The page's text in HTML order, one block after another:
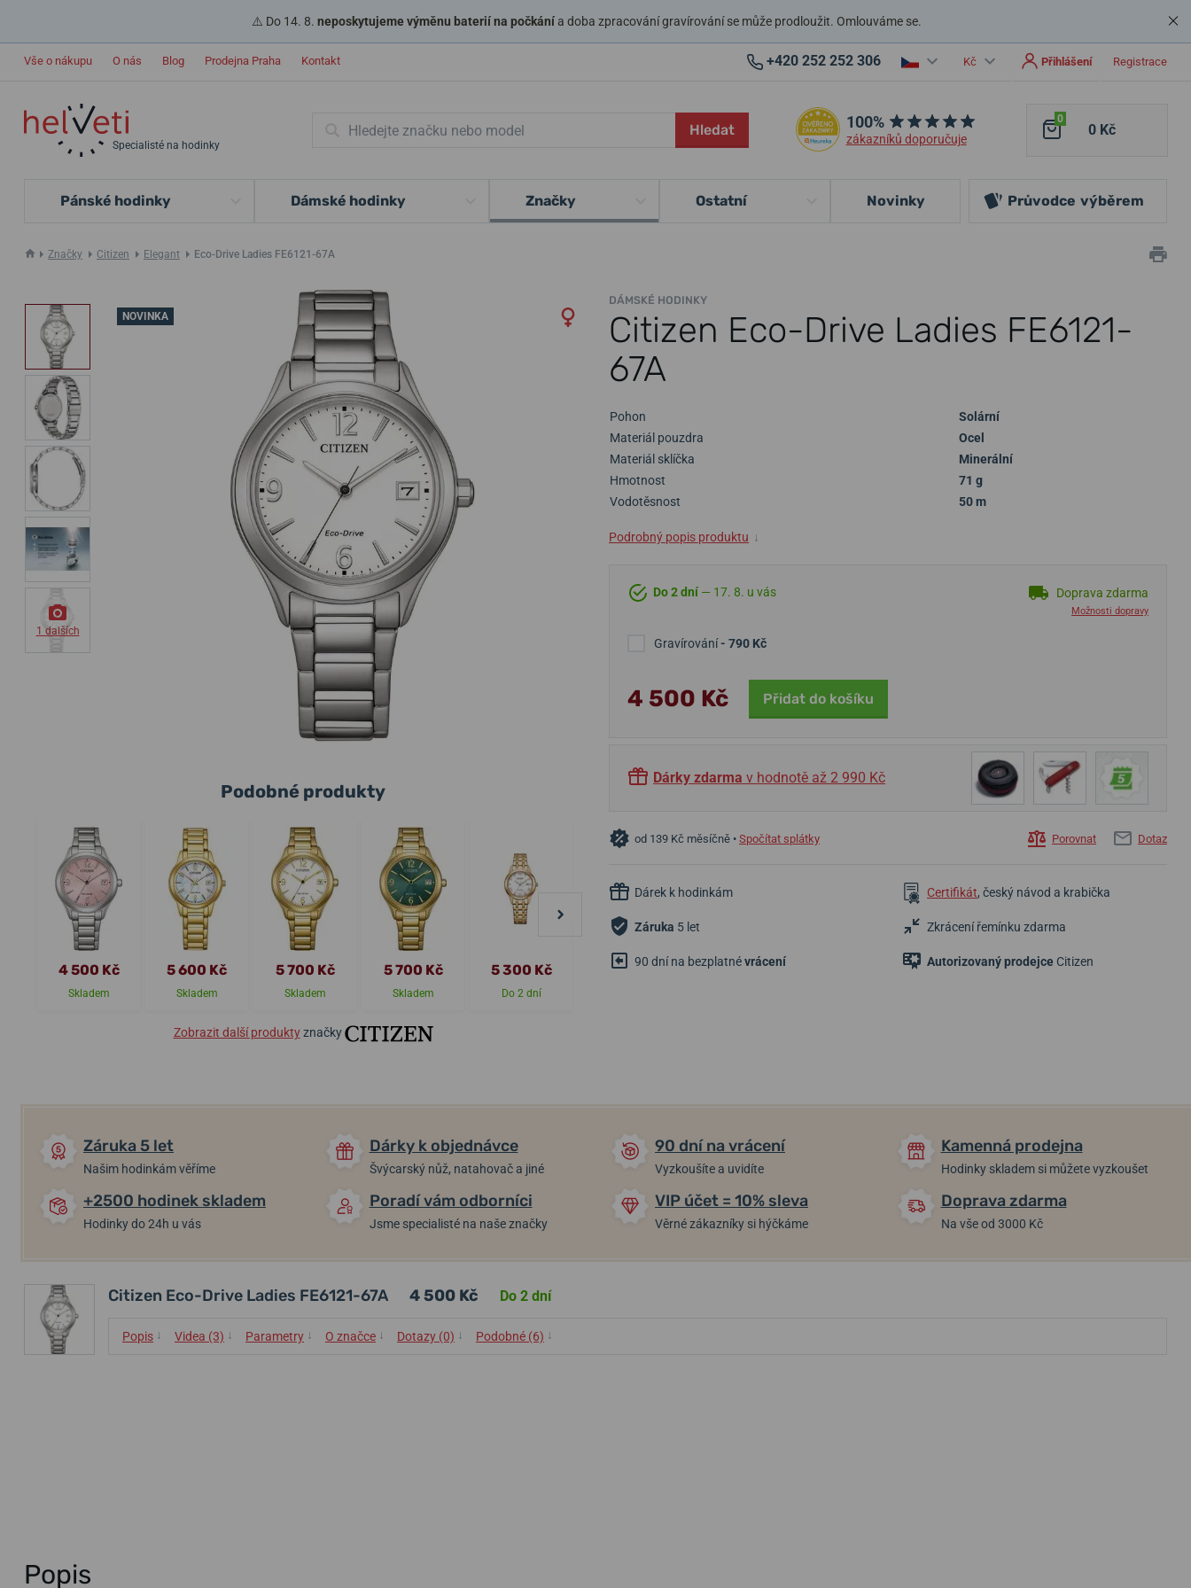
⚠️ Do 14. 8. neposkytujeme výměnu baterií na počkánía doba zpracování gravírování se může prodloužit. Omlouváme se.
Vše o nákupu O nás Blog Prodejna Praha Kontakt +420 252 252 306 Kč Přihlášení Registrace
Specialisté na hodinky
Hledat 100%
zákazníků doporučuje
0
0 Kč
Pánské hodinky Dámské hodinky Značky Ostatní Novinky Průvodce výběrem
Značky Citizen Elegant Eco-Drive Ladies FE6121-67A
DÁMSKÉ HODINKY
Citizen Eco-Drive Ladies FE6121-
67A
NOVINKA
1 dalších
Pohon
Solární
Materiál pouzdra
Ocel
Materiál sklíčka
Minerální
Hmotnost
71 g
Vodotěsnost
50 m
Podrobný popis produktu ↓
Do 2 dní — 17. 8. u vás Doprava zdarma
Možnosti dopravy
Gravírování- 790 Kč
4 500 Kč Přidat do košíku
Dárky zdarma v hodnotě až 2 990 Kč
od 139 Kč měsíčně • Spočítat splátky Porovnat Dotaz
Dárek k hodinkám Certifikát, český návod a krabička
Záruka 5 let Zkrácení řemínku zdarma
90 dní na bezplatnévrácení Autorizovaný prodejce Citizen
Podobné produkty
4 500 Kč
Skladem
5 600 Kč
Skladem
5 700 Kč
Skladem
5 700 Kč
Skladem
5 300 Kč
Do 2 dní
4 200 Kč 8 200 Kč 11 100 Kč 8 200 Kč
Zobrazit další produktyznačky
Záruka 5 let
Našim hodinkám věříme
Dárky k objednávce
Švýcarský nůž, natahovač a jiné
90 dní na vrácení
Vyzkoušíte a uvidíte
Kamenná prodejna
Hodinky skladem si můžete vyzkoušet
+2500 hodinek skladem
Hodinky do 24h u vás
Poradí vám odborníci
Jsme specialisté na naše značky
VIP účet = 10% sleva
Věrné zákazníky si hýčkáme
Doprava zdarma
Na vše od 3000 Kč
Citizen Eco-Drive Ladies FE6121-67A 4 500 Kč Do 2 dní
Popis ↓ Videa (3) ↓ Parametry ↓ O značce ↓ Dotazy (0) ↓ Podobné (6) ↓
Popis